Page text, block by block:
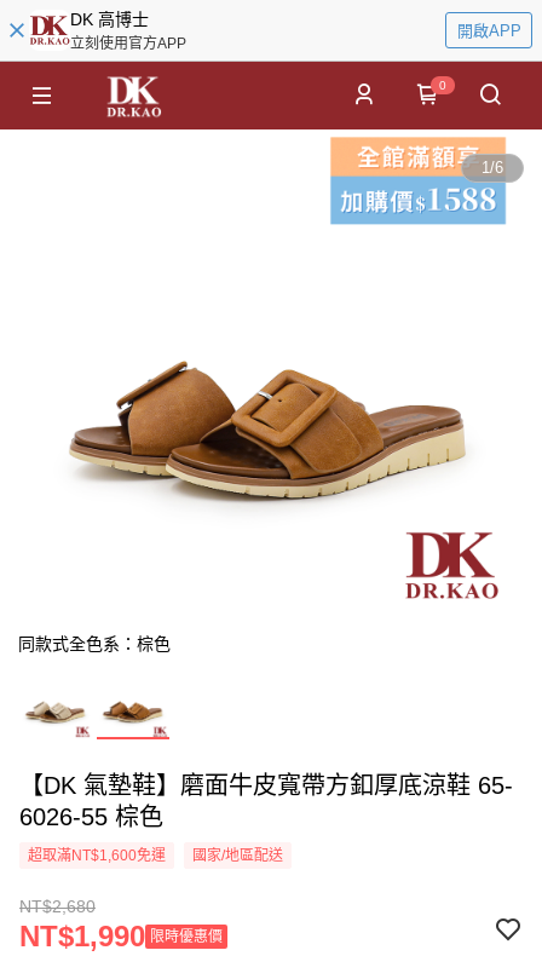
DK 高博士
立刻使用官方APP
開啟APP
0
1/6
同款式全色系：棕色
【DK 氣墊鞋】磨面牛皮寬帶方釦厚底涼鞋 65-
6026-55 棕色
超取滿NT$1,600免運 國家/地區配送
NT$2,680
NT$1,990 限時優惠價